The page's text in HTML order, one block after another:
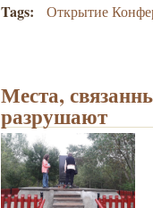
Tags: Открытие
Места,
разрушают